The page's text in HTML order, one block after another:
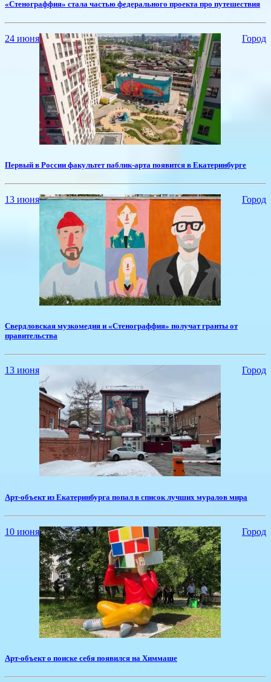
«Стенограффия» стала частью федерального проекта про путешествия
24 июня Город
Первый в России факультет паблик-арта появится в Екатеринбурге
13 июня Город
Свердловская музкомедия и «Стенограффия» получат гранты от
правительства
13 июня Город
​Арт-объект из Екатеринбурга попал в список лучших муралов мира
10 июня Город
Арт-объект о поиске себя появился на Химмаше